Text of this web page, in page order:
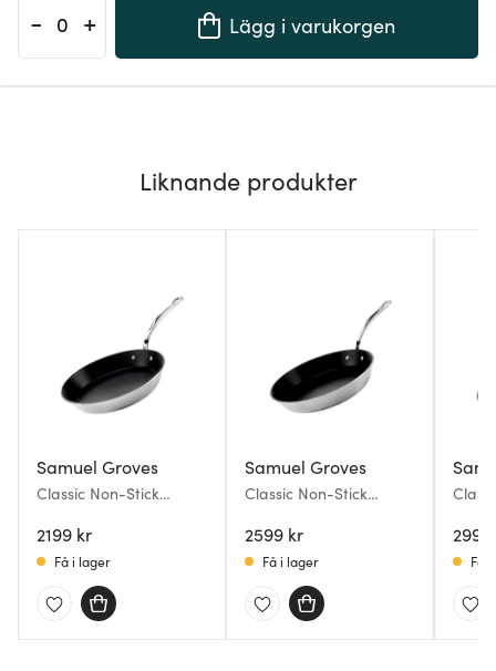
- + Lägg i varukorgen
Liknande produkter
Samuel Groves
Classic Non-Stick
2199 kr
Få i lager
Samuel Groves
Classic Non-Stick
2599 kr
Få i lager Få